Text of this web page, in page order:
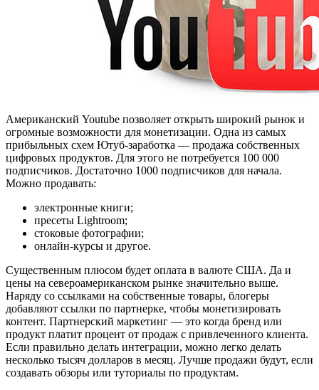
Американский Youtube позволяет открыть широкий рынок и
огромные возможности для монетизации. Одна из самых
прибыльных схем Ютуб-заработка — продажа собственных
цифровых продуктов. Для этого не потребуется 100 000
подписчиков. Достаточно 1000 подписчиков для начала.
Можно продавать:
электронные книги;
пресеты Lightroom;
стоковые фотографии;
онлайн-курсы и другое.
Существенным плюсом будет оплата в валюте США. Да и
цены на североамериканском рынке значительно выше.
Наряду со ссылками на собственные товары, блогеры
добавляют ссылки по партнерке, чтобы монетизировать
контент. Партнерский маркетинг — это когда бренд или
продукт платит процент от продаж с привлеченного клиента.
Если правильно делать интеграции, можно легко делать
несколько тысяч долларов в месяц. Лучше продажи будут, если
создавать обзоры или туториалы по продуктам.